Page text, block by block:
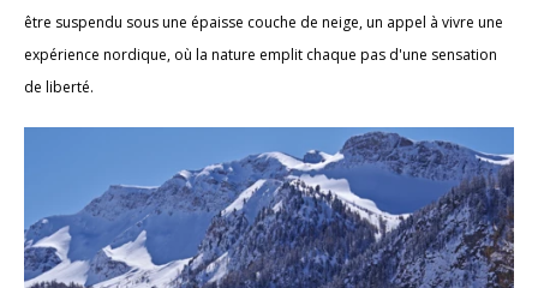
être suspendu sous une épaisse couche de neige, un appel à vivre une
expérience nordique, où la nature emplit chaque pas d'une sensation
de liberté.